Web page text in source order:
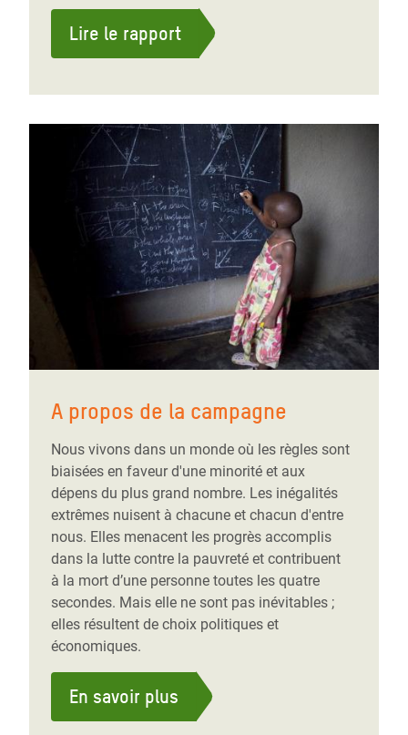
Lire le rapport
A propos de la campagne
Nous vivons dans un monde où les règles sont
biaisées en faveur d'une minorité et aux
dépens du plus grand nombre. Les inégalités
extrêmes nuisent à chacune et chacun d'entre
nous. Elles menacent les progrès accomplis
dans la lutte contre la pauvreté et contribuent
à la mort d’une personne toutes les quatre
secondes. Mais elle ne sont pas inévitables ;
elles résultent de choix politiques et
économiques.
En savoir plus